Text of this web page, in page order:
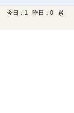
今日：1 昨日：0 累